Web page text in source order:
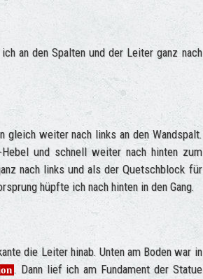
an den Spalten und der Leiter ganz nach
weiter nach links an den Wandspalt.
und schnell weiter nach hinten zum
nach links und als der Quetschblock für
hüpfte ich nach hinten in den Gang.
die Leiter hinab. Unten am Boden war in
. Dann lief ich am Fundament der Statue